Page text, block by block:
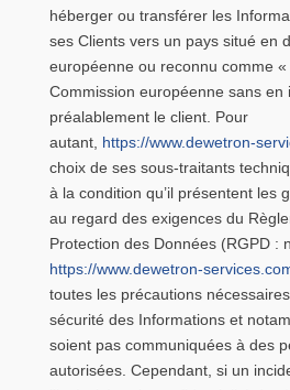
héberger ou transférer les
ses Clients vers un pays situé en
européenne ou reconnu comme
Commission européenne sans en
préalablement le client. Pour
autant, https://www.dewetron-
choix de ses sous-traitants
à la condition qu’il présentent les
au regard des exigences du
Protection des Données (RGPD :
https://www.dewetron-
toutes les précautions
sécurité des Informations et
soient pas communiquées à des
autorisées. Cependant, si un